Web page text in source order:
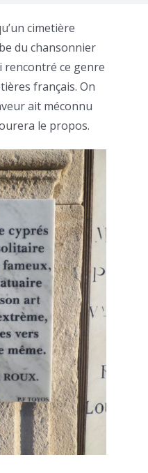
cimetière
du chansonnier
rencontré ce genre
français. On
ait méconnu
le propos.